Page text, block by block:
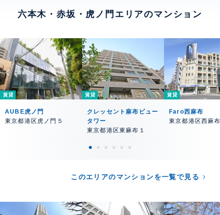
六本木・赤坂・虎ノ門エリアのマンション
賃貸
AUBE虎ノ門
東京都港区虎ノ門５
賃貸
クレッセント麻布ビュー
タワー
東京都港区東麻布１
賃貸
Faro西麻布
東京都港区西麻
このエリアのマンションを一覧で見る